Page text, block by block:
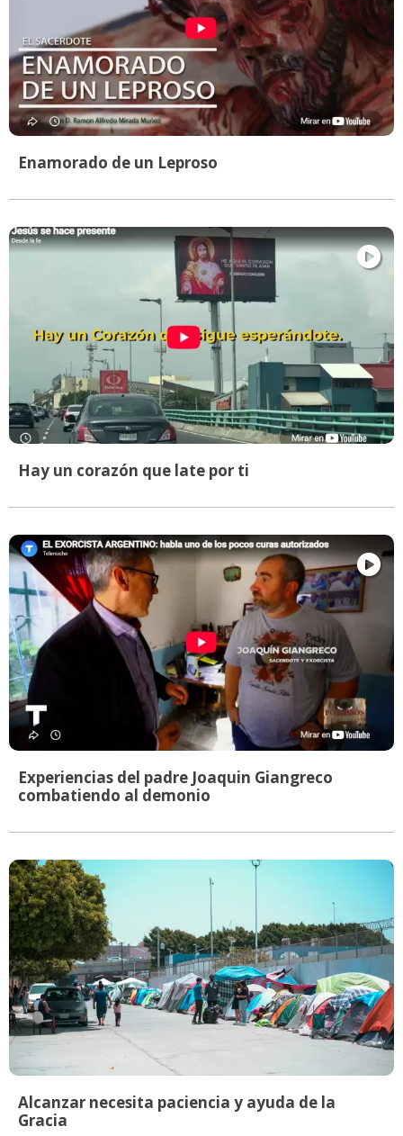
Enamorado de un Leproso
Hay un corazón que late por ti
Experiencias del padre Joaquin Giangreco
combatiendo al demonio
Alcanzar necesita paciencia y ayuda de la
Gracia